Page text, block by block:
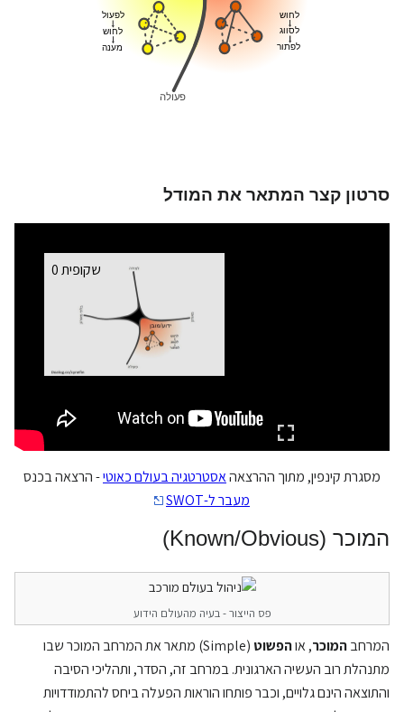
לחוש
לסווג
לפתור
פעולה
לפעול
לחוש
מענה
סרטון קצר המתאר את המודל
מסגרת קינפין, מתוך ההרצאהאסטרטגיה בעולם כאוטי- הרצאה בכנס
מעבר ל-SWOT
המוכר (Known/Obvious)
פס הייצור - בעיה מהעולם הידוע
המרחבהמוכר, אוהפשוט
(Simple) מתאר את המרחב המוכר שבו
מתנהלת רוב העשיה הארגונית. במרחב זה, הסדר, ותהליכי הסיבה
והתוצאה הינם גלויים, וכבר פותחו הוראות הפעלה ביחס להתמודדויות